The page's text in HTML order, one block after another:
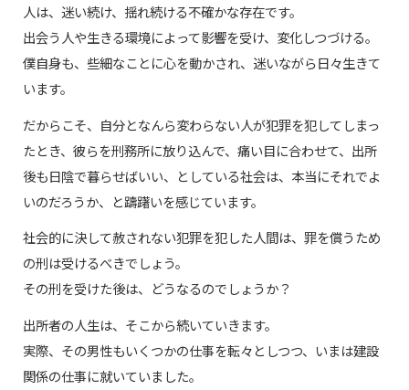
人は、迷い続け、揺れ続ける不確かな存在です。
出会う人や生きる環境によって影響を受け、変化しつづける。
僕自身も、些細なことに心を動かされ、迷いながら日々生きて
います。
だからこそ、自分となんら変わらない人が犯罪を犯してしまっ
たとき、彼らを刑務所に放り込んで、痛い目に合わせて、出所
後も日陰で暮らせばいい、としている社会は、本当にそれでよ
いのだろうか、と躊躇いを感じています。
社会的に決して赦されない犯罪を犯した人間は、罪を償うため
の刑は受けるべきでしょう。
その刑を受けた後は、どうなるのでしょうか？
出所者の人生は、そこから続いていきます。
実際、その男性もいくつかの仕事を転々としつつ、いまは建設
関係の仕事に就いていました。